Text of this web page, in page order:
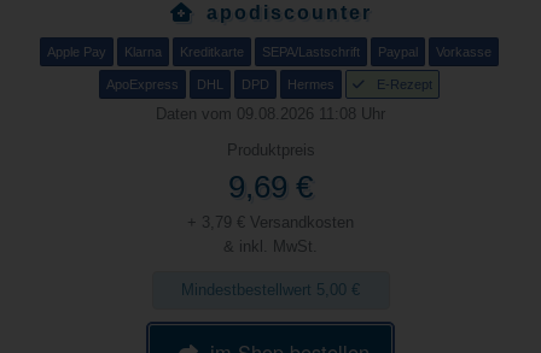
apodiscounter
Apple Pay Klarna Kreditkarte SEPA/Lastschrift Paypal Vorkasse
ApoExpress DHL DPD Hermes E-Rezept
Daten vom 09.08.2026 11:08 Uhr
Produktpreis
9,69 €
+ 3,79 € Versandkosten
& inkl. MwSt.
Mindestbestellwert 5,00 €